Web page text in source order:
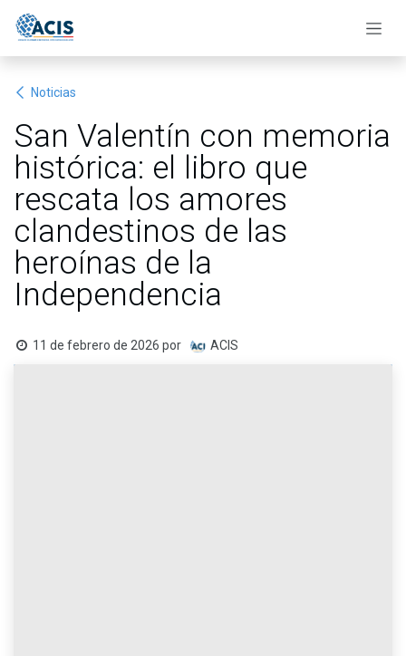
Noticias
San Valentín con memoria
histórica: el libro que
rescata los amores
clandestinos de las
heroínas de la
Independencia
11 de febrero de 2026 por ACIS